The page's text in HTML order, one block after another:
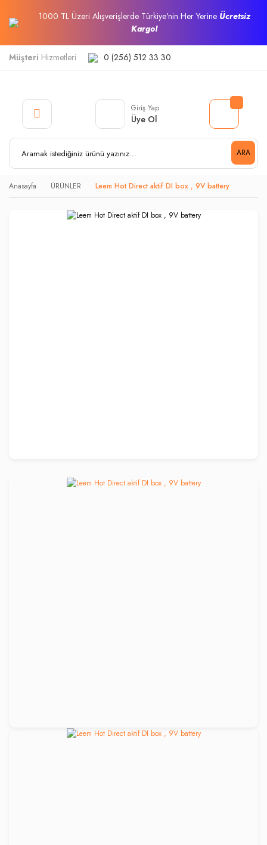
1000 TL Üzeri Alışverişlerde Türkiye'nin Her Yerine Ücretsiz
Kargo!
Müşteri Hizmetleri 0 (256) 512 33 30
ARA
Giriş Yap
Üye Ol
Anasayfa ÜRÜNLER Leem Hot Direct aktif DI box , 9V battery